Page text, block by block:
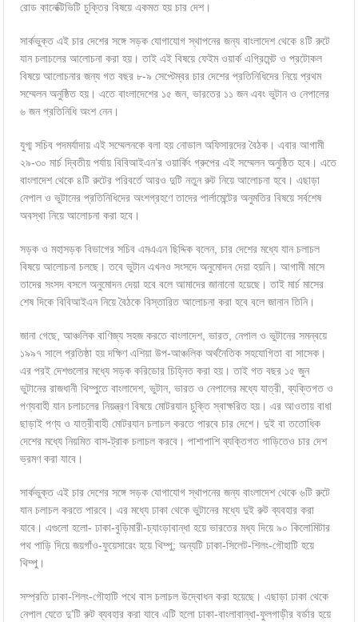
রোড কানেক্টিভিটি চুক্তির বিষয়ে একমত হয় চার দেশ।
সার্কভুক্ত এই চার দেশের সঙ্গে সড়ক যোগাযোগ স্থাপনের জন্য বাংলাদেশ থেকে ৪টি রুটে
যান চলাচলের আলোচনা করা হয়। তাই এই বিষয়ে ফেইম ওয়ার্ক এগ্রিমেন্ট ও প্রটোকল
বিষয়ে আলোচনার জন্য গত বছর ৮-৯ সেপ্টেম্বর চার দেশের প্রতিনিধিদের নিয়ে প্রথম
সম্মেলন অনুষ্ঠিত হয়। এতে বাংলাদেশের ১৫ জন, ভারতের ১১ জন এবং ভুটান ও নেপালের
৬ জন প্রতিনিধি অংশ নেন।
যুগ্ম সচিব পদমর্যাদায় এই সম্মেলনকে বলা হয় নোডাল অফিসারদের বৈঠক। এবার আগামী
২৯-৩০ মার্চ দ্বিতীয় পর্যায় বিবিআইএন’র ওয়ার্কিং গ্রুপের এই সম্মেলন অনুষ্ঠিত হবে। এতে
বাংলাদেশ থেকে ৪টি রুটের পরিবর্তে আরও দুটি নতুন রুট নিয়ে আলোচনা হবে। এছাড়া
নেপাল ও ভুটানের প্রতিনিধিদের অংশগ্রহণে তাদের পার্লামেন্টের অনুমতির বিষয়ে সর্বশেষ
অবস্থা নিয়ে আলোচনা করা হবে।
সড়ক ও মহাসড়ক বিভাগের সচিব এমএএন ছিদ্দিক বলেন, চার দেশের মধ্যে যান চলাচল
বিষয়ে আলোচনা চলছে। তবে ভুটান এখনও সংসদে অনুমোদন দেয়া হয়নি। আগামী মাসে
তাদের সংসদ বসলে অনুমোদন দেয়া হবে বলে আমাদের জানানো হয়েছে। তাই মার্চ মাসের
শেষ দিকে বিবিআইএন নিয়ে বৈঠকে বিস্তারিত আলোচনা করা হবে বলে জানান তিনি।
জানা গেছে, আঞ্চলিক বাণিজ্য সহজ করতে বাংলাদেশ, ভারত, নেপাল ও ভুটানের সমন্বয়ে
১৯৯৭ সালে প্রতিষ্ঠা হয় দক্ষিণ এশিয়া উপ-আঞ্চলিক অর্থনৈতিক সহযোগিতা বা সাসেক।
এর পরই দেশগুলোর মধ্যে সড়ক করিডোর চিহ্নিত করা হয়। তাই গত বছর ১৫ জুন
ভুটানের রাজধানী থিম্পুতে বাংলাদেশ, ভুটান, ভারত ও নেপালের মধ্যে যাত্রী, ব্যক্তিগত ও
পণ্যবাহী যান চলাচলের নিয়ন্ত্রণ বিষয়ে মোটরযান চুক্তি স্বাক্ষরিত হয়। এর আওতায় বাধা
ছাড়াই পণ্য ও যাত্রীবাহী মোটরযান চলাচল করতে পারবে চার দেশে। দুই বা ততোধিক
দেশের মধ্যে নিয়মিত বাস-ট্রাক চলাচল করবে। পাশাপাশি ব্যক্তিগত গাড়িতেও চার দেশ
ভ্রমণ করা যাবে।
সার্কভুক্ত এই চার দেশের সঙ্গে সড়ক যোগাযোগ স্থাপনের জন্য বাংলাদেশ থেকে ৬টি রুটে
যান চলাচল করতে পারবে। এর মধ্যে ঢাকা থেকে ভুটানের মধ্যে দুই রুট ব্যবহার করা
যাবে। এগুলো হলো- ঢাকা-বুড়িমারী-চ্যাংড়াবান্ধা হয়ে ভারতের মধ্য দিয়ে ৯০ কিলোমিটার
পথ পাড়ি দিয়ে জয়গাঁও-ফুয়েসারেং হয়ে থিম্পু; অন্যটি ঢাকা-সিলেট-শিলং-গৌহাটি হয়ে
থিম্পু।
সম্প্রতি ঢাকা-শিলং-গৌহাটি পথে বাস চলাচল উদ্বোধন করা হয়েছে। এছাড়া ঢাকা থেকে
নেপাল যেতে দু’টি রুট ব্যবহার করা যাবে এটি হলো ঢাকা-বাংলাবান্ধা-ফুলগাড়ীর বর্ডার হয়ে